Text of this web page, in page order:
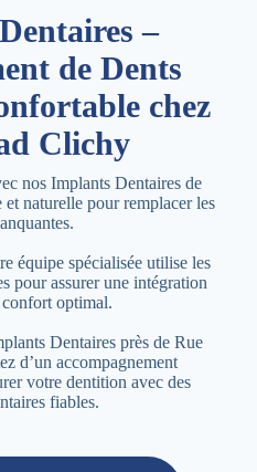
–
de Dents
chez
Clichy
nos Implants Dentaires de
naturelle pour remplacer les
équipe spécialisée utilise les
pour assurer une intégration
optimal.
Dentaires près de Rue
d’un accompagnement
votre dentition avec des
fiables.